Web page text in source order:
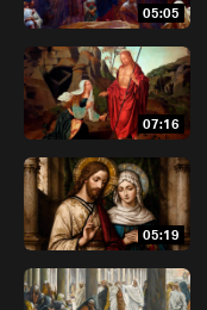
05:05
07:16
05:19